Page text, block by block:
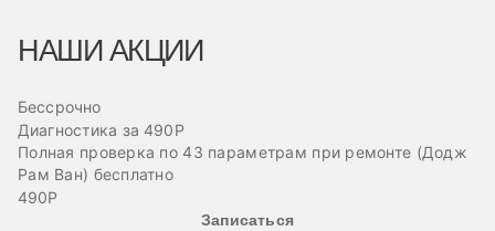
НАШИ АКЦИИ
Бессрочно
Диагностика за 490Р
Полная проверка по 43 параметрам при ремонте (Додж
Рам Ван) бесплатно
490Р
Записаться